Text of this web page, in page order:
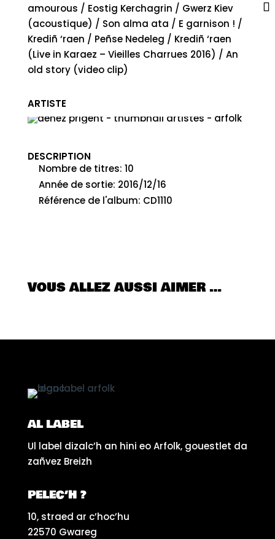
amourous / Eostig Kerchagrin / Gwerz Kiev
(acoustique) / Son alma ata / E garnison ! /
Krediñ ‘raen / Peñse Nedeleg / Krediñ ‘raen
(Live in Karaez – Vieilles Charrues 2016) / An
old story (video clip)
ARTISTE
DENEZ PRIGENT
DESCRIPTION
Nombre de titres: 10
Année de sortie: 2016/12/16
Référence de l'album: CD1110
VOUS ALLEZ AUSSI AIMER …
AL LABEL
Ul label dizalc’h an hini eo Arfolk, gouestlet da
zañvez Breizh
PELEC’H ?
10, straed ar c’hoc’hu
22570 Gwareg